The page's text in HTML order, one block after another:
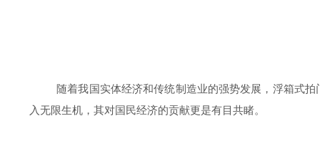
随着我国实体经济和传统制造业的强势发展，浮箱式
入无限生机，其对国民经济的贡献更是有目共睹。